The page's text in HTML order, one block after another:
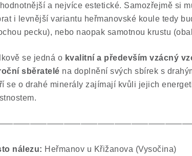
a nejvíce estetické. Samozřejmě si
i levnější variantu heřmanovské koule tedy
pecku), nebo naopak samotnou krustu
se jedná o kvalitní a především vzácný
sběratelé na doplnění svých sbírek s
se o drahé minerály zajímají kvůli jejich
nálezu: Heřmanov u Křižanova (Vysočina)